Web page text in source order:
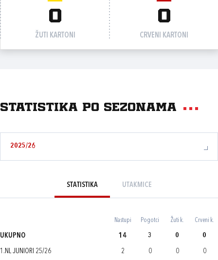
0
ŽUTI KARTONI
0
CRVENI KARTONI
Statistika po sezonama
2025/26
STATISTIKA UTAKMICE
Nastupi Pogotci Žuti k. Crveni k.
UKUPNO 14 3 0 0
1.NL JUNIORI 25/26 2 0 0 0